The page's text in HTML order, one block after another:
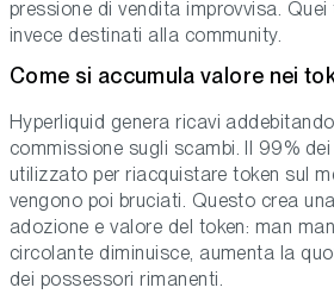
pressione di vendita improvvisa.
invece destinati alla community.
Come si accumula valore nei
Hyperliquid genera ricavi
commissione sugli scambi. Il 99%
utilizzato per riacquistare token sul
vengono poi bruciati. Questo crea
adozione e valore del token: man
circolante diminuisce, aumenta la
dei possessori rimanenti.